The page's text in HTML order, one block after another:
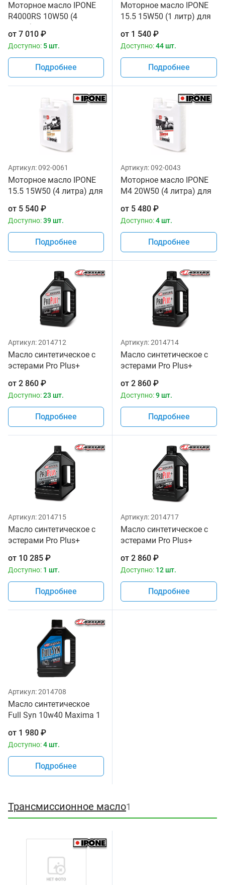
Моторное масло IPONE
R4000RS 10W50 (4
литра) для мотоциклов
от 7 010 ₽
Доступно: 5 шт.
Подробнее
Моторное масло IPONE
15.5 15W50 (1 литр) для
от 1 540 ₽
Доступно:44 шт.
Подробнее
Артикул:092-0061
Моторное масло IPONE
15.5 15W50 (4 литра) для
от 5 540 ₽
Доступно:39 шт.
Подробнее
Артикул:092-0043
Моторное масло IPONE
M4 20W50 (4 литра) для
от 5 480 ₽
Доступно:4 шт.
Подробнее
Артикул:2014712
Масло синтетическое с
эстерами Pro Plus+
от 2 860 ₽
Доступно:23 шт.
Подробнее
Артикул:2014714
Масло синтетическое с
эстерами Pro Plus+
от 2 860 ₽
Доступно:9 шт.
Подробнее
Артикул:2014715
Масло синтетическое с
эстерами Pro Plus+
от 10 285 ₽
Доступно: 1 шт.
Подробнее
Артикул:2014717
Масло синтетическое с
эстерами Pro Plus+
от 2 860 ₽
Доступно: 12 шт.
Подробнее
Артикул:2014708
Масло синтетическое
Full Syn 10w40 Maxima 1
от 1 980 ₽
Доступно:4 шт.
Подробнее
Трансмиссионное масло1